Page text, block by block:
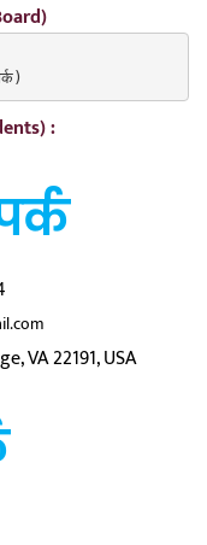
:
VA 22191, USA